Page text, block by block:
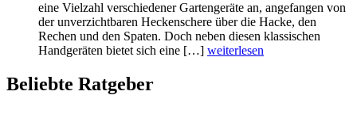
eine Vielzahl verschiedener Gartengeräte an, angefangen von
der unverzichtbaren Heckenschere über die Hacke, den
Rechen und den Spaten. Doch neben diesen klassischen
Handgeräten bietet sich eine […] weiterlesen
Beliebte Ratgeber